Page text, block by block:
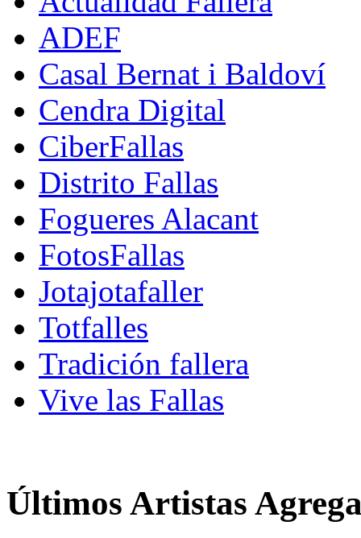
ADEF
Casal Bernat i Baldoví
Cendra Digital
CiberFallas
Distrito Fallas
Fogueres Alacant
FotosFallas
Jotajotafaller
Totfalles
Tradición fallera
Vive las Fallas
Últimos Artistas